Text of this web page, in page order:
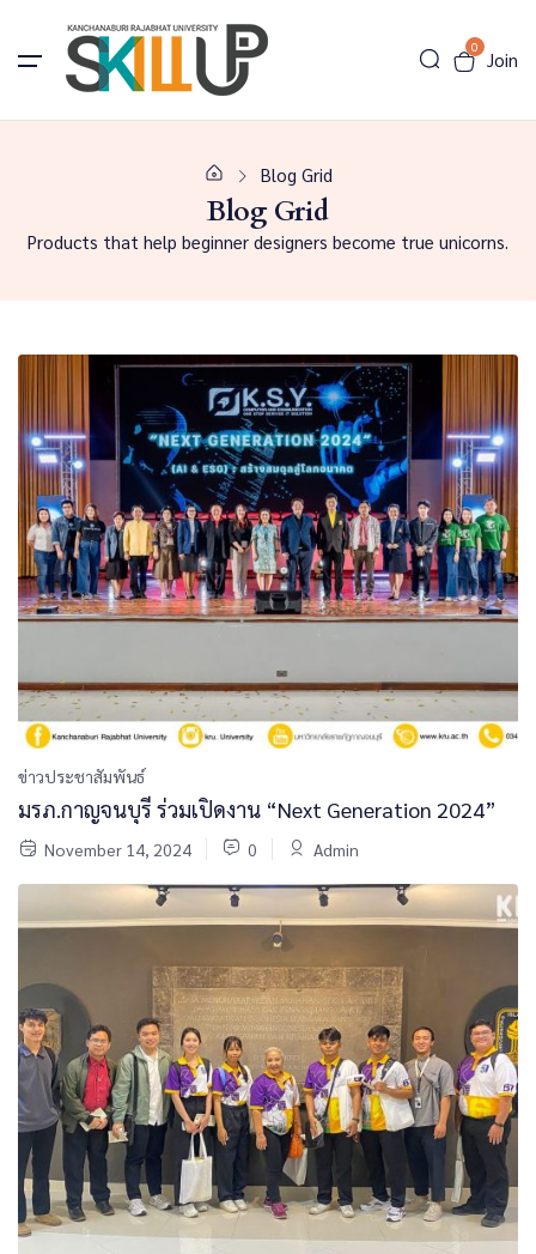
0
Join
Blog Grid
Blog Grid
Products that help beginner designers become true unicorns.
ข่าวประชาสัมพันธ์
มรภ.กาญจนบุรี ร่วมเปิดงาน “Next Generation 2024”
November 14, 2024 0 Admin